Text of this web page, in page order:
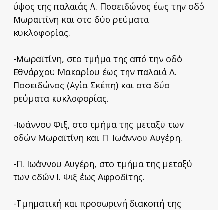
ύψος της παλαιάς Λ. Ποσειδώνος έως την οδό
Μωραϊτίνη και στο δύο ρεύματα
κυκλοφορίας.
-Μωραϊτίνη, στο τμήμα της από την οδό
Εθνάρχου Μακαρίου έως την παλαιά Λ.
Ποσειδώνος (Αγία Σκέπη) και στα δύο
ρεύματα κυκλοφορίας.
-Ιωάννου Φιξ, στο τμήμα της μεταξύ των
οδών Μωραϊτίνη και Π. Ιωάννου Αυγέρη.
-Π. Ιωάννου Αυγέρη, στο τμήμα της μεταξύ
των οδών Ι. Φιξ έως Αφροδίτης.
-Τμηματική και προσωρινή διακοπή της